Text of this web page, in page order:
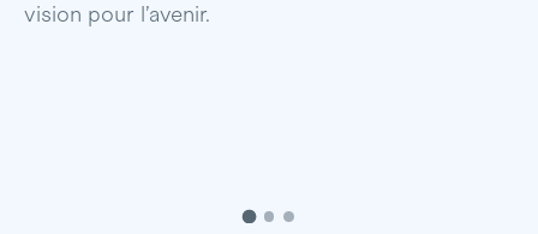
vision pour l’avenir.